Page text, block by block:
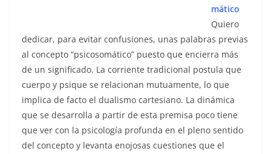
mático
Quiero
dedicar, para evitar confusiones, unas palabras previas
al concepto “psicosomático” puesto que encierra más
de un significado. La corriente tradicional postula que
cuerpo y psique se relacionan mutuamente, lo que
implica de facto el dualismo cartesiano. La dinámica
que se desarrolla a partir de esta premisa poco tiene
que ver con la psicología profunda en el pleno sentido
del concepto y levanta enojosas cuestiones que el